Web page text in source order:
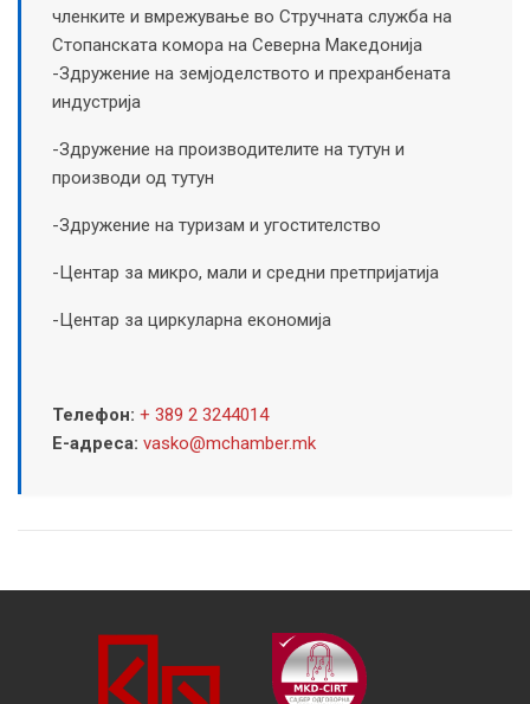
членките и вмрежување во Стручната служба на
Стопанската комора на Северна Македонија
-Здружение на земјоделството и прехранбената
индустрија
-Здружение на производителите на тутун и
производи од тутун
-Здружение на туризам и угостителство
-Центар за микро, мали и средни претпријатија
-Центар за циркуларна економија
Телефон: + 389 2 3244014
Е-адреса: vasko@mchamber.mk